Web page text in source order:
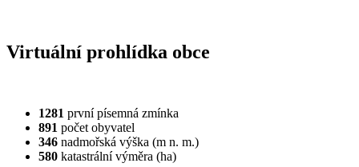
Virtuální prohlídka obce
1281 první písemná zmínka
891 počet obyvatel
346 nadmořská výška (m n. m.)
580 katastrální výměra (ha)